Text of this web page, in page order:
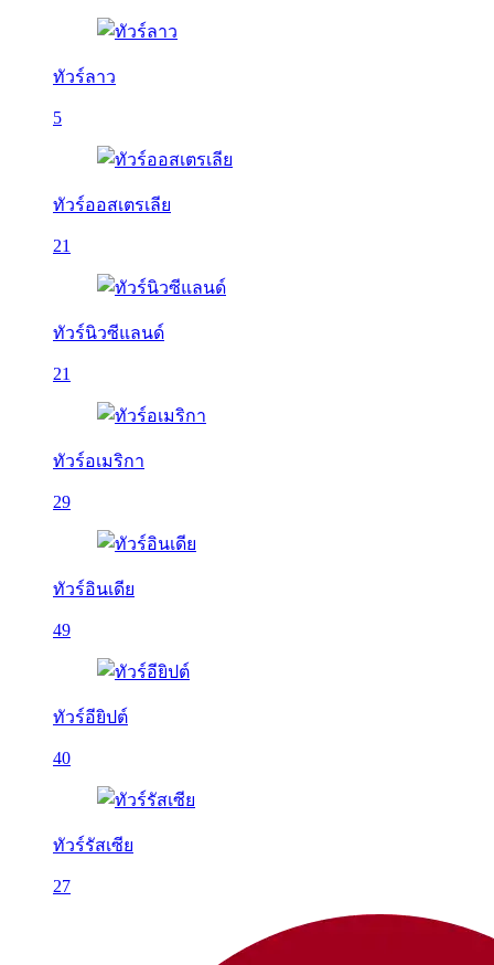
ทัวร์ลาว
5
ทัวร์ออสเตรเลีย
21
ทัวร์นิวซีแลนด์
21
ทัวร์อเมริกา
29
ทัวร์อินเดีย
49
ทัวร์อียิปต์
40
ทัวร์รัสเซีย
27